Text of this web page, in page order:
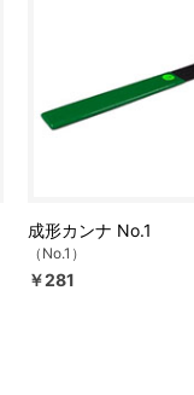
成形カンナ No.1
（No.1）
￥281